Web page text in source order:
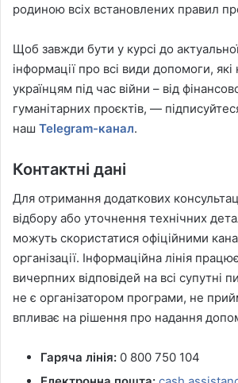
родиною всіх встановлених правил
Щоб завжди бути у курсі до
інформації про всі види допомоги,
українцям під час війни – від
гуманітарних проєктів, —
наш Telegram-канал.
Контактні дані
Для отримання додаткових
відбору або уточнення технічних
можуть скористатися офіційними
організації. Інформаційна лінія
вичерпних відповідей на всі супутні
не є організатором програми, не
впливає на рішення про надання
Гаряча лінія: 0 800 750 104